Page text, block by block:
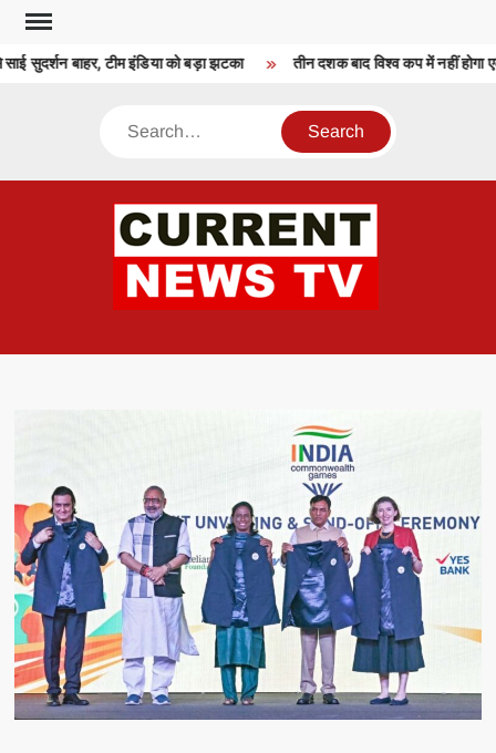
Skip
content
सुदर्शन बाहर, टीम इंडिया को बड़ा झटका तीन दशक बाद विश्व कप में नहीं होगा
Search